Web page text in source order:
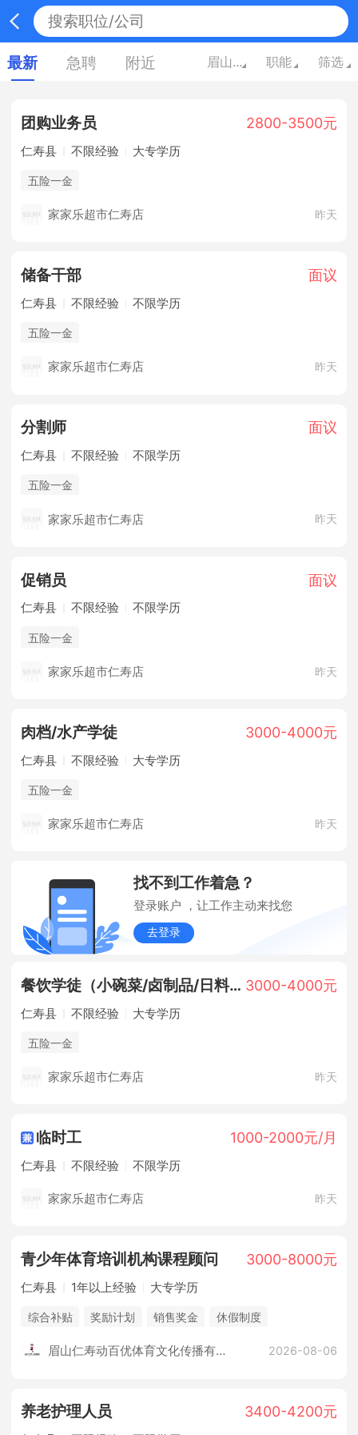
最新 急聘 附近 眉山四川 职能 筛选
团购业务员 2800-3500元
仁寿县 不限经验 大专学历
五险一金
家家乐超市仁寿店 昨天
储备干部 面议
仁寿县 不限经验 不限学历
五险一金
家家乐超市仁寿店 昨天
分割师 面议
仁寿县 不限经验 不限学历
五险一金
家家乐超市仁寿店 昨天
促销员 面议
仁寿县 不限经验 不限学历
五险一金
家家乐超市仁寿店 昨天
肉档/水产学徒 3000-4000元
仁寿县 不限经验 大专学历
五险一金
家家乐超市仁寿店 昨天
找不到工作着急？
登录账户 ，让工作主动来找您
去登录
餐饮学徒（小碗菜/卤制品/日料/面点/烘焙） 3000-4000元
仁寿县 不限经验 大专学历
五险一金
家家乐超市仁寿店 昨天
临时工 1000-2000元/月
仁寿县 不限经验 不限学历
家家乐超市仁寿店 昨天
青少年体育培训机构课程顾问 3000-8000元
仁寿县 1年以上经验 大专学历
综合补贴 奖励计划 销售奖金
休假制度
眉山仁寿动百优体育文化传播有限公司 2026-08-06
养老护理人员 3400-4200元